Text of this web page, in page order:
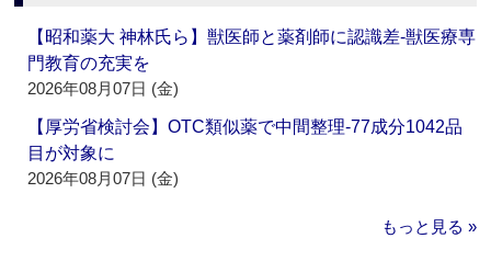
【昭和薬大 神林氏ら】獣医師と薬剤師に認識差‐獣医療専
門教育の充実を
2026年08月07日 (金)
【厚労省検討会】OTC類似薬で中間整理‐77成分1042品
目が対象に
2026年08月07日 (金)
もっと見る »